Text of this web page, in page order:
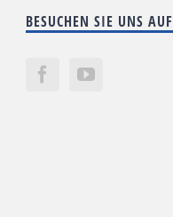
BESUCHEN SIE UNS AUF